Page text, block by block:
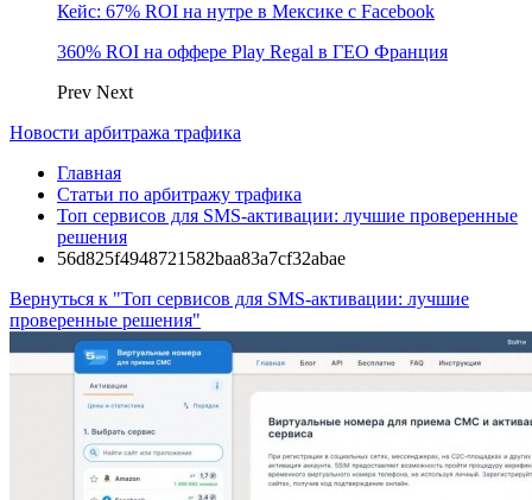
Кейс: 67% ROI на нутре в Мексике с Facebook
360% ROI на оффере Play Regal в ГЕО Франция
Prev Next
Новости арбитража трафика
Главная
Статьи по арбитражу трафика
Топ сервисов для SMS-активации: лучшие проверенные
решения
56d825f4948721582baa83a7cf32abae
Вернуться к "Топ сервисов для SMS-активации: лучшие
проверенные решения"